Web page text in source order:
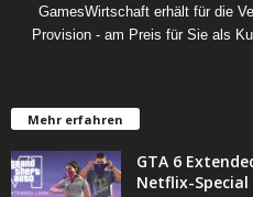
GamesWirtschaft erhält für die
Provision - am Preis für Sie als
Mehr erfahren
GTA 6
Netflix-